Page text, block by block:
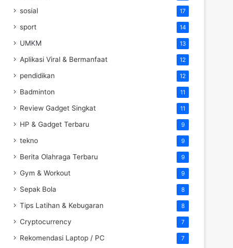
sosial 17
sport 14
UMKM 13
Aplikasi Viral & Bermanfaat 12
pendidikan 12
Badminton 11
Review Gadget Singkat 11
HP & Gadget Terbaru 9
tekno 9
Berita Olahraga Terbaru 9
Gym & Workout 9
Sepak Bola 8
Tips Latihan & Kebugaran 8
Cryptocurrency 7
Rekomendasi Laptop / PC 7